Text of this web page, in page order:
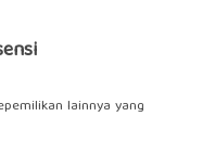
lainnya yang